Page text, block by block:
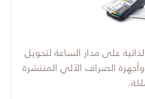
على مدار الساعة لتحويل
وأجهزة الصراف الآلي المنتشرة